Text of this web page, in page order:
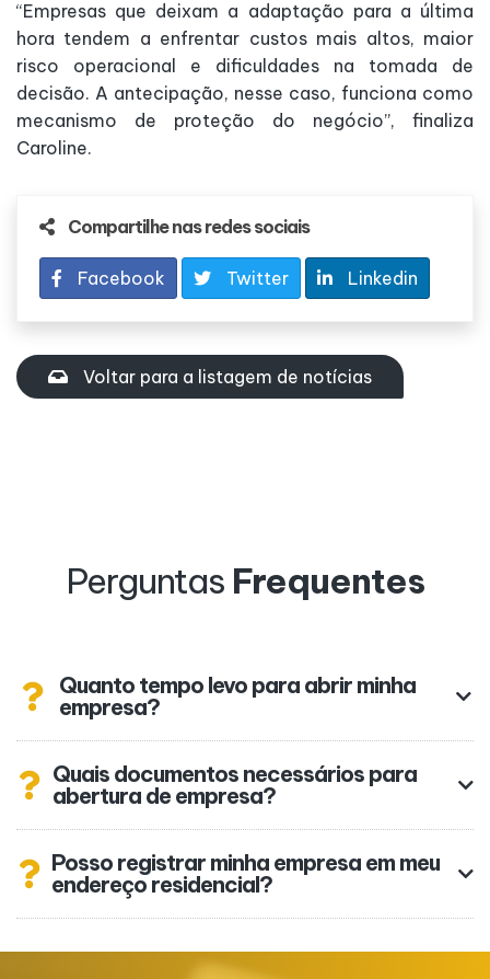
“Empresas que deixam a adaptação para a última
hora tendem a enfrentar custos mais altos, maior
risco operacional e dificuldades na tomada de
decisão. A antecipação, nesse caso, funciona como
mecanismo de proteção do negócio”, finaliza
Caroline.
Compartilhe nas redes sociais
Facebook Twitter Linkedin
Voltar para a listagem de notícias
Perguntas Frequentes
Quanto tempo levo para abrir minha
empresa?
Quais documentos necessários para
abertura de empresa?
Posso registrar minha empresa em meu
endereço residencial?